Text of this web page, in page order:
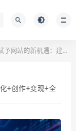
：建站+优化+创作+变现+全流程深度解析
+创作+变现+全